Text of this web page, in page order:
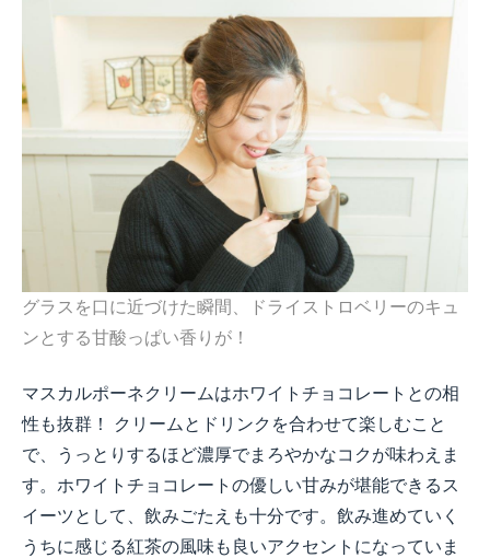
グラスを口に近づけた瞬間、ドライストロベリーのキュ
ンとする甘酸っぱい香りが！
マスカルポーネクリームはホワイトチョコレートとの相
性も抜群！ クリームとドリンクを合わせて楽しむこと
で、うっとりするほど濃厚でまろやかなコクが味わえま
す。ホワイトチョコレートの優しい甘みが堪能できるス
イーツとして、飲みごたえも十分です。飲み進めていく
うちに感じる紅茶の風味も良いアクセントになっていま